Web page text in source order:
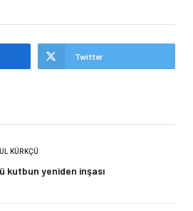
Twitter
KÜRKÇÜ
kutbun yeniden inşası